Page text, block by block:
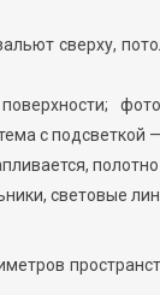
сверху,
с подсветкой
световые